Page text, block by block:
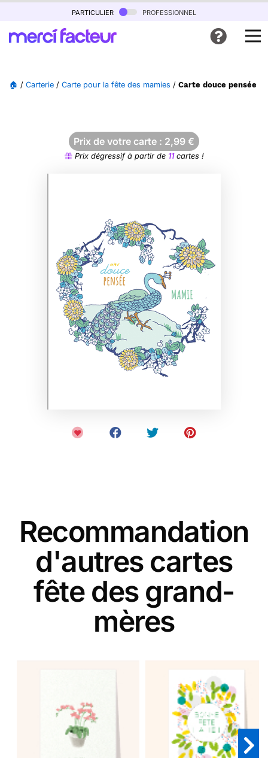
particulier professionnel
🏠 / Carterie / Carte pour la fête des mamies / Carte douce pensée
Prix de votre carte : 2,99 €
Prix dégressif à partir de 11cartes !
Recommandation
d'autres cartes
fête des grand-
mères